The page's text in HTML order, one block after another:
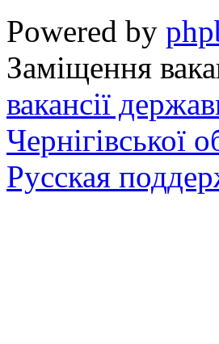
Powered by
Заміщення
вакансії
Чернігівської
Русская